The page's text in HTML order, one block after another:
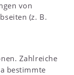
von
(z. B.
Zahlreiche
bestimmte